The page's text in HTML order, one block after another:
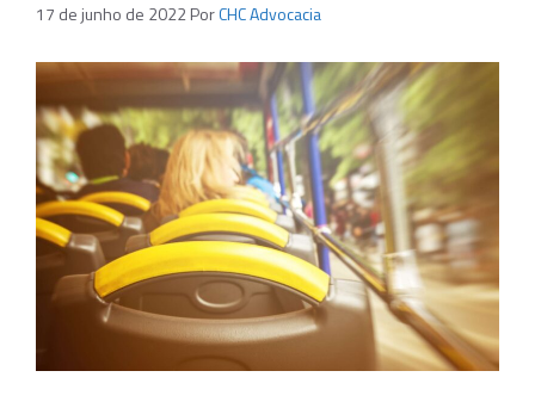
17 de junho de 2022PorCHC Advocacia